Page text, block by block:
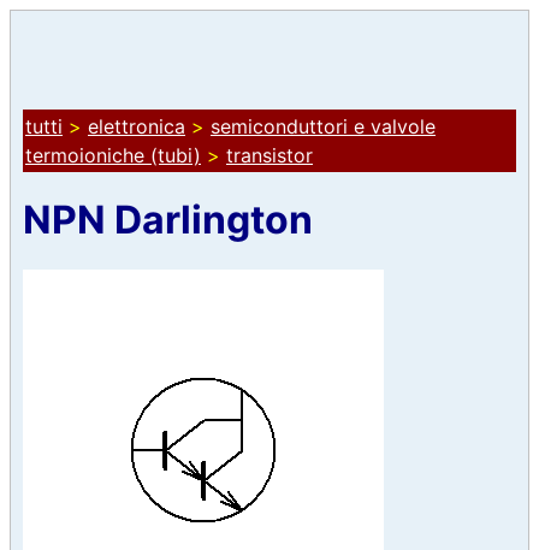
tutti > elettronica > semiconduttori e valvole
termoioniche (tubi) > transistor
NPN Darlington